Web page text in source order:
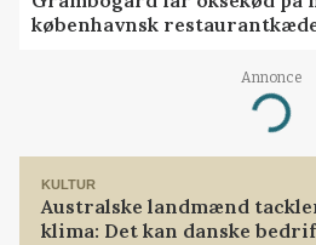
københavnsk
Annonce
Loading...
KULTUR
Australske landmænd
klima: Det kan danske